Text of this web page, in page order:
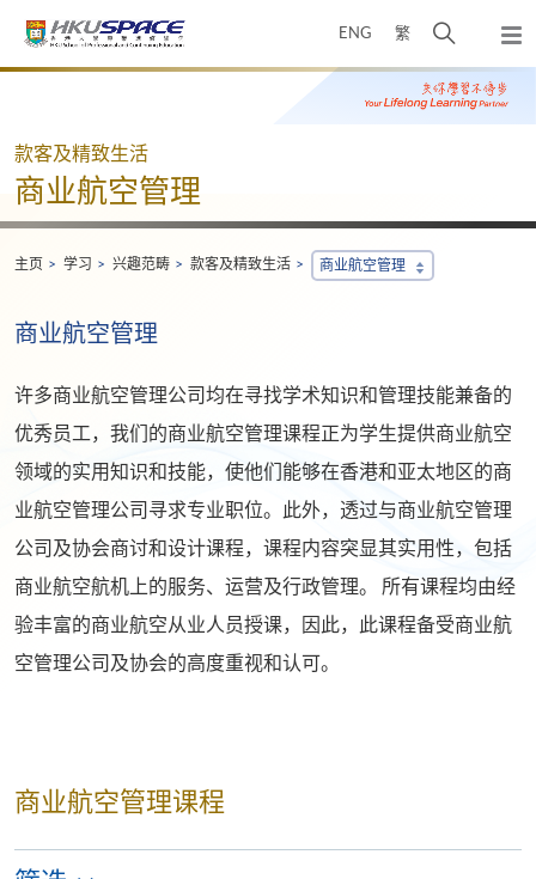
ENG 繁
开
搜
寻
弹
出
主
Main
款客及精致生活
商业航空管理
主页 学习 兴趣范畴 款客及精致生活 商业航空管理
商业航空管理
许多商业航空管理公司均在寻找学术知识和管理技能兼备的
优秀员工，我们的商业航空管理课程正为学生提供商业航空
领域的实用知识和技能，使他们能够在香港和亚太地区的商
业航空管理公司寻求专业职位。此外，透过与商业航空管理
公司及协会商讨和设计课程，课程内容突显其实用性，包括
商业航空航机上的服务、运营及行政管理。 所有课程均由经
验丰富的商业航空从业人员授课，因此，此课程备受商业航
空管理公司及协会的高度重视和认可。
商业航空管理课程